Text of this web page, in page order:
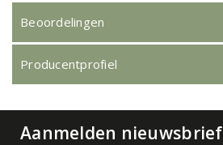
Beoordelingen
Producentprofiel
Aanmelden nieuwsbrief